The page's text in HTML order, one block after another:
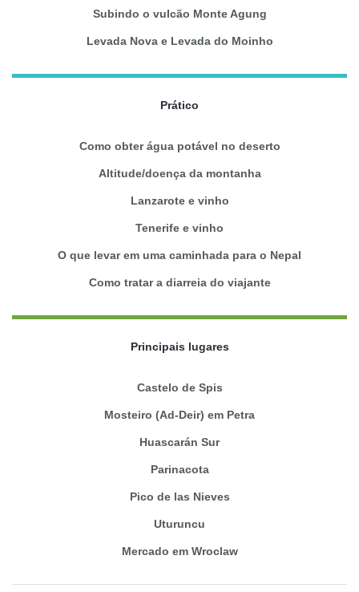
Subindo o vulcão Monte Agung
Levada Nova e Levada do Moinho
Prático
Como obter água potável no deserto
Altitude/doença da montanha
Lanzarote e vinho
Tenerife e vinho
O que levar em uma caminhada para o Nepal
Como tratar a diarreia do viajante
Principais lugares
Castelo de Spis
Mosteiro (Ad-Deir) em Petra
Huascarán Sur
Parinacota
Pico de las Nieves
Uturuncu
Mercado em Wroclaw